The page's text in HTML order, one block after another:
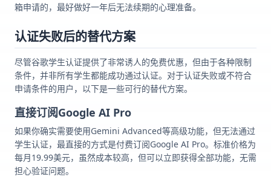
箱申请的，最好做好一年后无法续期的心理准备。
认证失败后的替代方案
尽管谷歌学生认证提供了非常诱人的免费优惠，但由于各种限制
条件，并非所有学生都能成功通过认证。对于认证失败或不符合
申请条件的用户，以下是一些可行的替代方案。
直接订阅Google AI Pro
如果你确实需要使用Gemini Advanced等高级功能，但无法通过
学生认证，最直接的方式是付费订阅Google AI Pro。标准价格为
每月19.99美元，虽然成本较高，但可以立即获得全部功能，无需
担心验证问题。